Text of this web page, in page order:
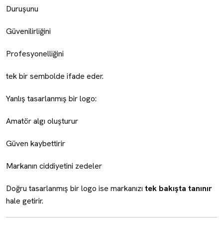
Duruşunu
Güvenilirliğini
Profesyonelliğini
tek bir sembolde ifade eder.
Yanlış tasarlanmış bir logo:
Amatör algı oluşturur
Güven kaybettirir
Markanın ciddiyetini zedeler
Doğru tasarlanmış bir logo ise markanızı tek bakışta tanınır
hale getirir.